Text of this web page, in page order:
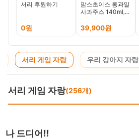
서리 후원하기
0원
맘스초이스 통과일
사과주스 140ml,
39,900원
서리 게임 자랑 우리 강아지 자랑
서리 게임 자랑(256개)
나 드디어!!